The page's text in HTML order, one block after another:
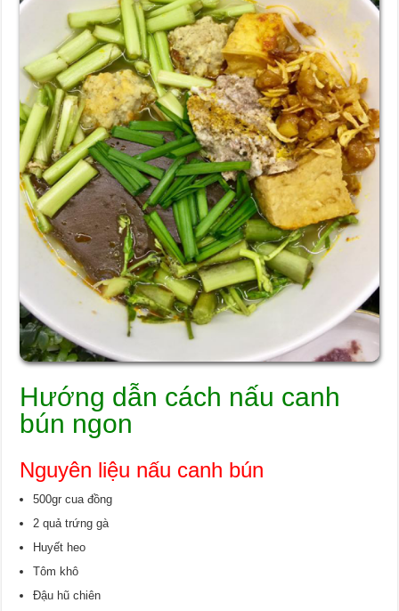
Hướng dẫn cách nấu canh
bún ngon
Nguyên liệu nấu canh bún
500gr cua đồng
2 quả trứng gà
Huyết heo
Tôm khô
Đậu hũ chiên